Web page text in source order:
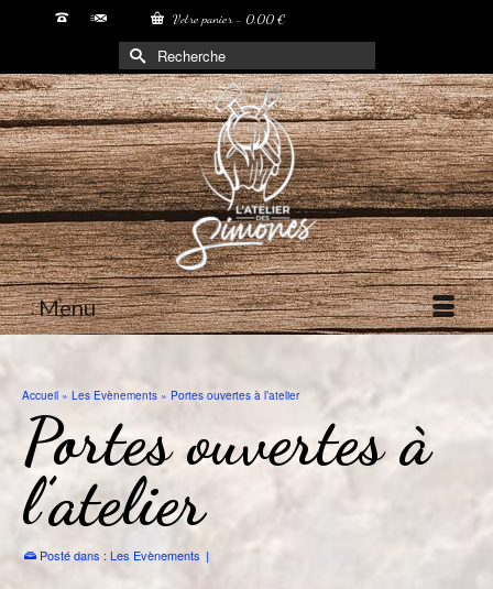
Votre panier- 0,00 €
Rechercher :
Menu
Accueil » Les Evènements » Portes ouvertes à l’atelier
Portes ouvertes à
l’atelier
Posté dans : Les Evènements |